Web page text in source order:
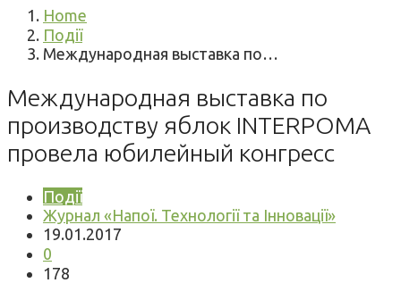
Home
Події
Международная выставка по…
Международная выставка по
производству яблок INTERPOMA
провела юбилейный конгресс
Події
Журнал «Напої. Технології та Інновації»
19.01.2017
0
178